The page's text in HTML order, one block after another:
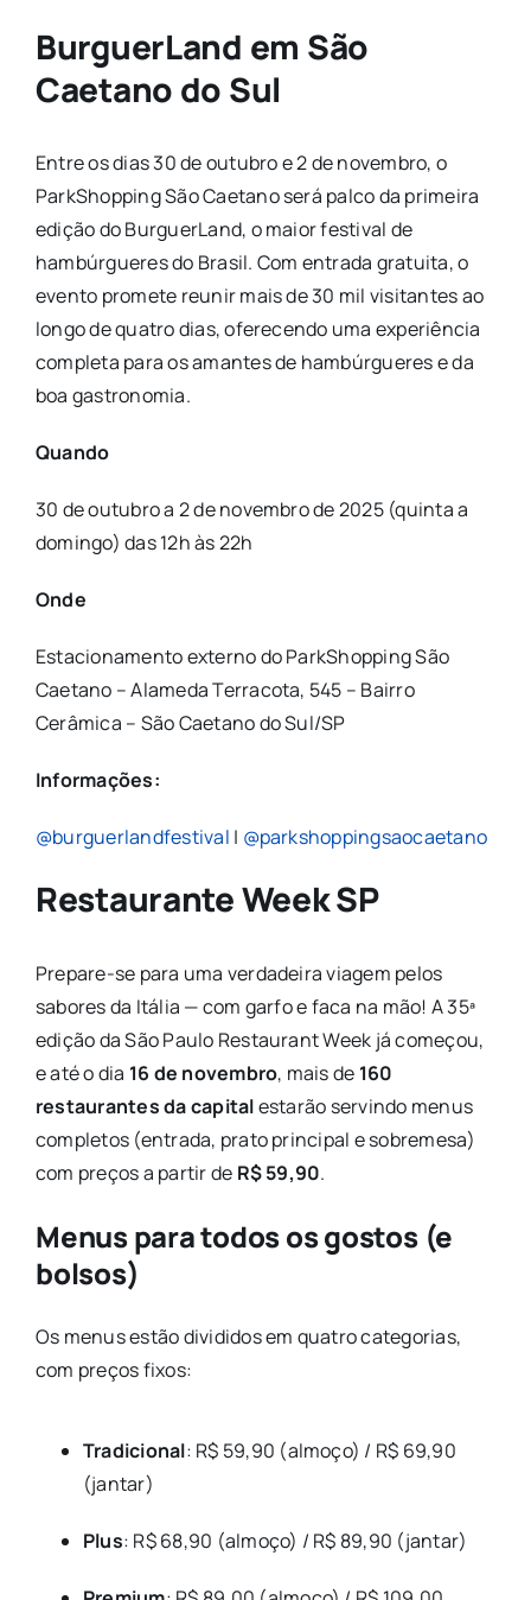
BurguerLand em São
Caetano do Sul
Entre os dias 30 de outubro e 2 de novembro, o
ParkShopping São Caetano será palco da primeira
edição do BurguerLand, o maior festival de
hambúrgueres do Brasil. Com entrada gratuita, o
evento promete reunir mais de 30 mil visitantes ao
longo de quatro dias, oferecendo uma experiência
completa para os amantes de hambúrgueres e da
boa gastronomia.
Quando
30 de outubro a 2 de novembro de 2025 (quinta a
domingo) das 12h às 22h
Onde
Estacionamento externo do ParkShopping São
Caetano – Alameda Terracota, 545 – Bairro
Cerâmica – São Caetano do Sul/SP
Informações:
@burguerlandfestival | @parkshoppingsaocaetano
Restaurante Week SP
Prepare-se para uma verdadeira viagem pelos
sabores da Itália — com garfo e faca na mão! A 35ª
edição da São Paulo Restaurant Week já começou,
e até o dia 16 de novembro, mais de 160
restaurantes da capitalestarão servindo menus
completos (entrada, prato principal e sobremesa)
com preços a partir de R$ 59,90.
Menus para todos os gostos (e
bolsos)
Os menus estão divididos em quatro categorias,
com preços fixos:
Tradicional: R$ 59,90 (almoço) / R$ 69,90
(jantar)
Plus: R$ 68,90 (almoço) / R$ 89,90 (jantar)